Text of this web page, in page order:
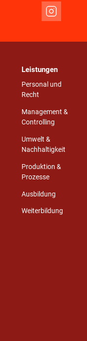
Leistungen
Personal und
Recht
Management &
Controlling
Umwelt &
Nachhaltigkeit
Produktion &
Prozesse
Ausbildung
Weiterbildung